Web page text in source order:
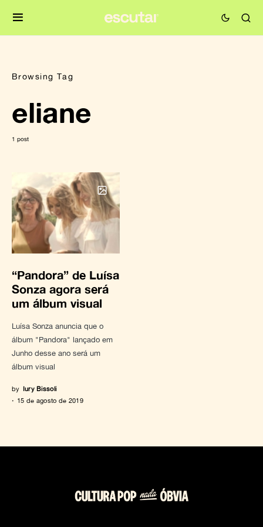
Browsing Tag
eliane
1 post
“Pandora” de Luísa
Sonza agora será
um álbum visual
Luísa Sonza anuncia que o
álbum "Pandora" lançado em
Junho desse ano será um
álbum visual
by Iury Bissoli
15 de agosto de 2019